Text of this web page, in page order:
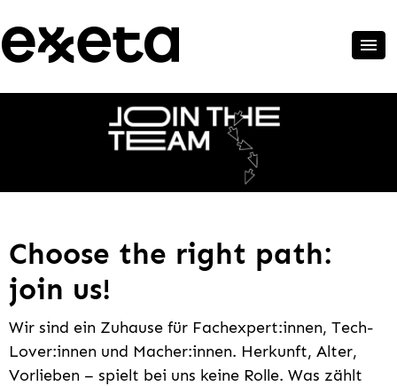
Choose the right path:
join us!
Wir sind ein Zuhause für Fachexpert:innen, Tech-
Lover:innen und Macher:innen. Herkunft, Alter,
Vorlieben – spielt bei uns keine Rolle. Was zählt